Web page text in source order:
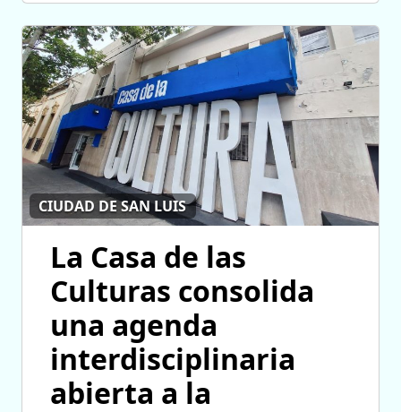
CIUDAD DE SAN LUIS
La Casa de las
Culturas consolida
una agenda
interdisciplinaria
abierta a la